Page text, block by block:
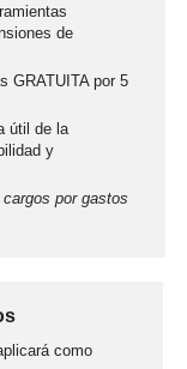
de
GRATUITA por 5
útil de la
y
por gastos
como